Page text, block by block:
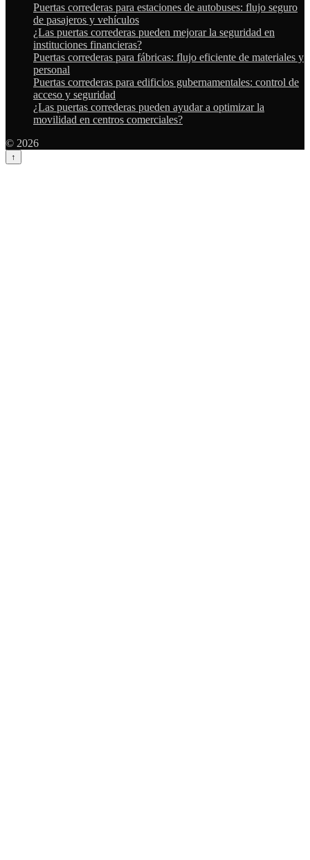
Puertas correderas para estaciones de autobuses: flujo seguro
de pasajeros y vehículos
¿Las puertas correderas pueden mejorar la seguridad en
instituciones financieras?
Puertas correderas para fábricas: flujo eficiente de materiales y
personal
Puertas correderas para edificios gubernamentales: control de
acceso y seguridad
¿Las puertas correderas pueden ayudar a optimizar la
movilidad en centros comerciales?
© 2026
↑